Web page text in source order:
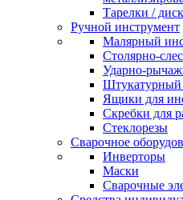
Тарелки /
Ручной инструмент
Малярный
Столярно-
Ударно-
Штукатурный
Ящики для
Скребки для
Стеклорезы
Сварочное
Инверторы
Маски
Сварочные